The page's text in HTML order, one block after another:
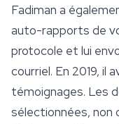
Fadiman a
auto-rapports de
protocole et lui
courriel. En 2019, il
témoignages. Les
sélectionnées, non